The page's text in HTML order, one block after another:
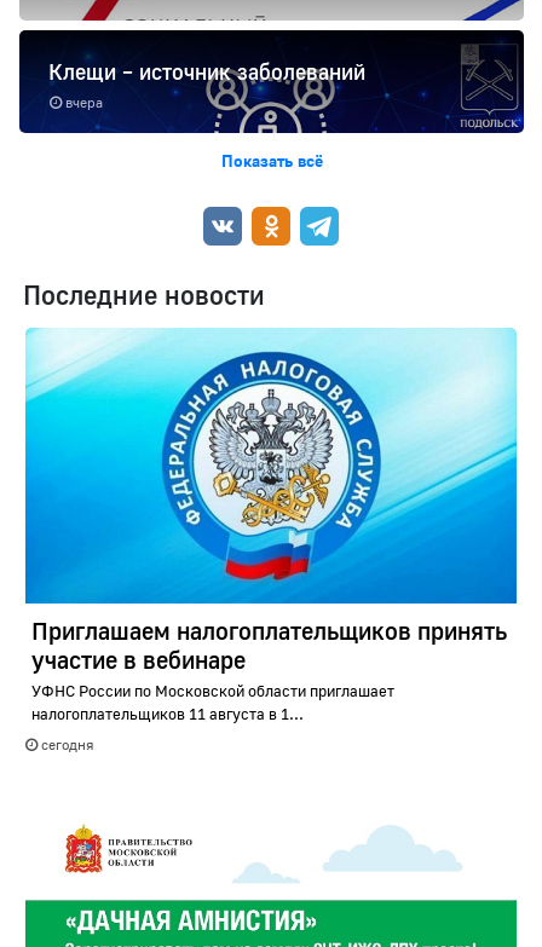
вчера
Клещи – источник заболеваний
Показать всё
Последние новости
Приглашаем налогоплательщиков принять
участие в вебинаре
УФНС России по Московской области приглашает
налогоплательщиков 11 августа в 1...
сегодня